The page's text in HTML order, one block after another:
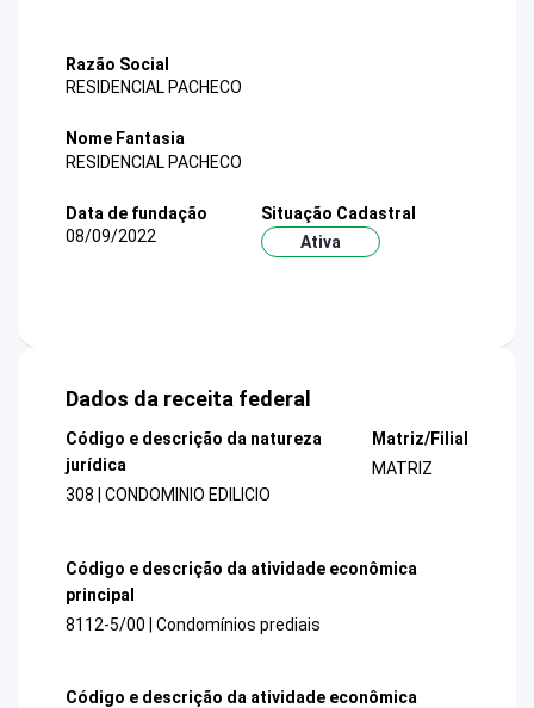
Razão Social
RESIDENCIAL PACHECO
Nome Fantasia
RESIDENCIAL PACHECO
Data de fundação
08/09/2022
Situação Cadastral
Ativa
Dados da receita federal
Código e descrição da natureza
jurídica
308 | CONDOMINIO EDILICIO
Matriz/Filial
MATRIZ
Código e descrição da atividade econômica
principal
8112-5/00 | Condomínios prediais
Código e descrição da atividade econômica